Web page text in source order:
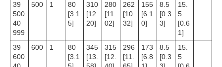
39
500
40
999
500 1
80
[3.1
5]
310
[12.
20]
280
[11.
02]
262
[10.
32]
155
[6.1
0]
8.5
[0.3
3]
15.
5
[0.6
1]
39
600
600 1
80
[3.1
345
[13.
315
[12.
296
[11.
173
[6.8
8.5
[0.3
15.
5